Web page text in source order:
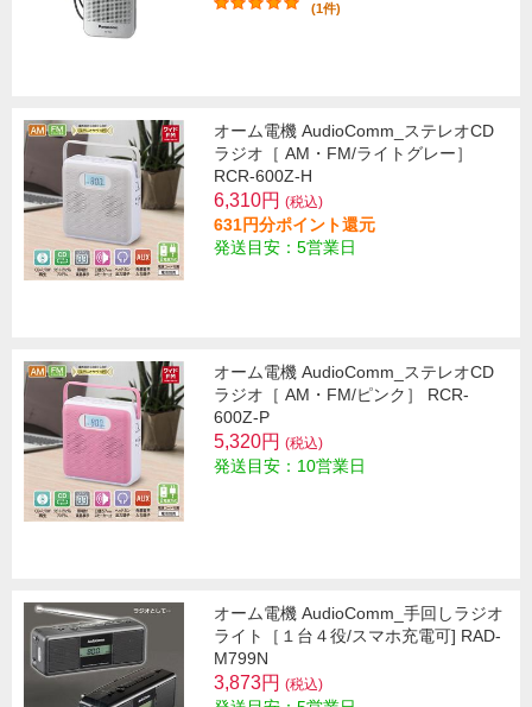
(1件)
オーム電機 AudioComm_ステレオCD
ラジオ［ AM・FM/ライトグレー］
RCR-600Z-H
6,310円 (税込)
631円分ポイント還元
発送目安：5営業日
オーム電機 AudioComm_ステレオCD
ラジオ［ AM・FM/ピンク］ RCR-
600Z-P
5,320円 (税込)
発送目安：10営業日
オーム電機 AudioComm_手回しラジオ
ライト［１台４役/スマホ充電可] RAD-
M799N
3,873円 (税込)